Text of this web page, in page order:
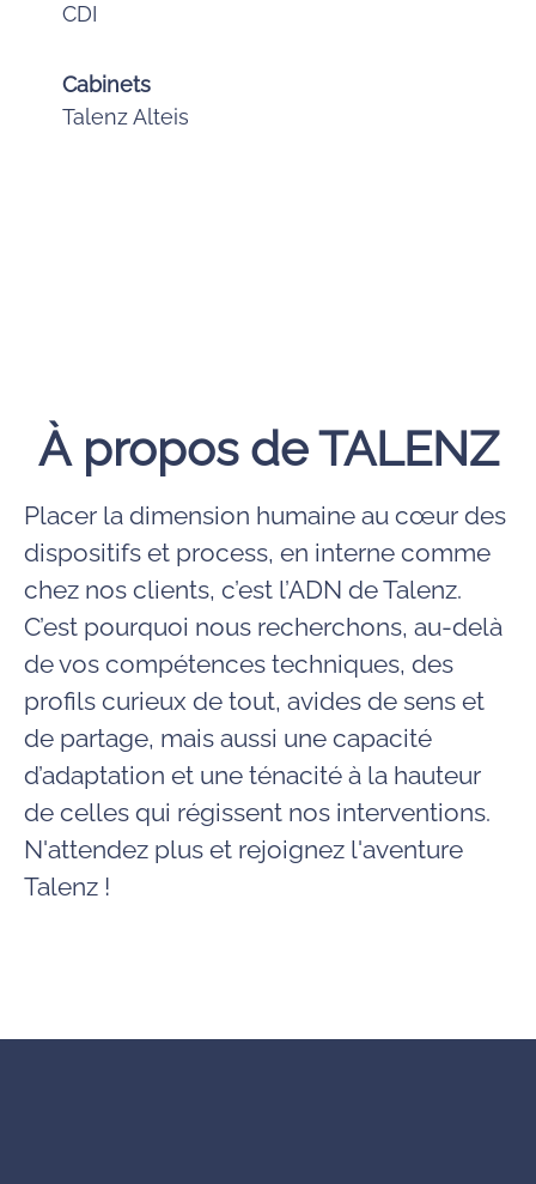
CDI
Cabinets
Talenz Alteis
À propos de TALENZ
Placer la dimension humaine au cœur des
dispositifs et process, en interne comme
chez nos clients, c’est l’ADN de Talenz.
C’est pourquoi nous recherchons, au-delà
de vos compétences techniques, des
profils curieux de tout, avides de sens et
de partage, mais aussi une capacité
d’adaptation et une ténacité à la hauteur
de celles qui régissent nos interventions.
N'attendez plus et rejoignez l'aventure
Talenz !